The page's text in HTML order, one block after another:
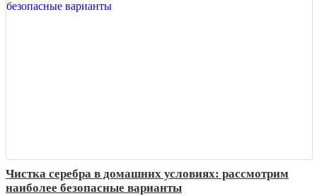
Чистка серебра в домашних условиях: рассмотрим
наиболее безопасные варианты